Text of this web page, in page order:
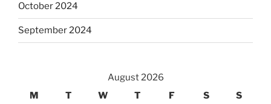
October 2024
September 2024
August 2026
M
T W T F S S